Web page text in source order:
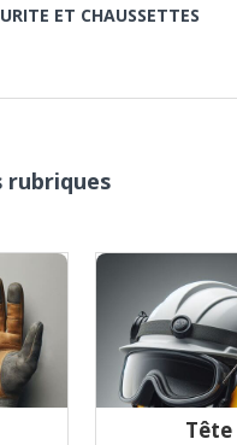
ET CHAUSSETTES
rubriques
Tête